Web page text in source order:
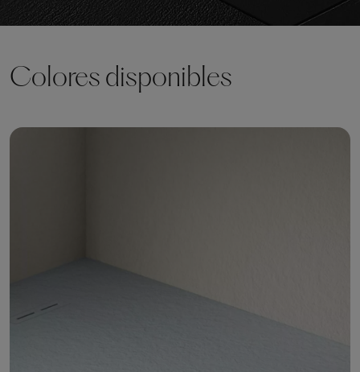
Colores disponibles